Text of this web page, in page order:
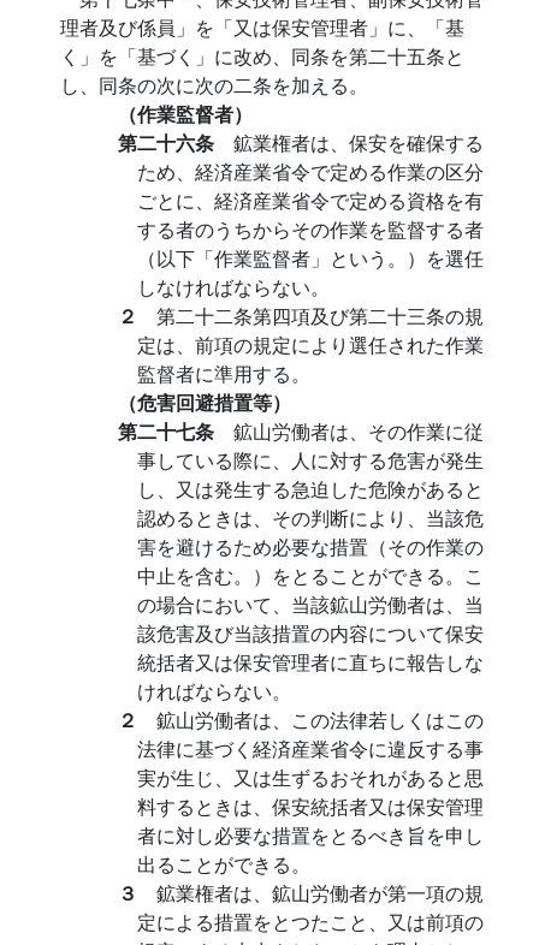
理者及び係員」を「又は保安管理者」に、「基
く」を「基づく」に改め、同条を第二十五条と
し、同条の次に次の二条を加える。
（作業監督者）
第二十六条 鉱業権者は、保安を確保する
ため、経済産業省令で定める作業の区分
ごとに、経済産業省令で定める資格を有
する者のうちからその作業を監督する者
（以下「作業監督者」という。）を選任
しなければならない。
２ 第二十二条第四項及び第二十三条の規
定は、前項の規定により選任された作業
監督者に準用する。
（危害回避措置等）
第二十七条 鉱山労働者は、その作業に従
事している際に、人に対する危害が発生
し、又は発生する急迫した危険があると
認めるときは、その判断により、当該危
害を避けるため必要な措置（その作業の
中止を含む。）をとることができる。こ
の場合において、当該鉱山労働者は、当
該危害及び当該措置の内容について保安
統括者又は保安管理者に直ちに報告しな
ければならない。
２ 鉱山労働者は、この法律若しくはこの
法律に基づく経済産業省令に違反する事
実が生じ、又は生ずるおそれがあると思
料するときは、保安統括者又は保安管理
者に対し必要な措置をとるべき旨を申し
出ることができる。
３ 鉱業権者は、鉱山労働者が第一項の規
定による措置をとつたこと、又は前項の